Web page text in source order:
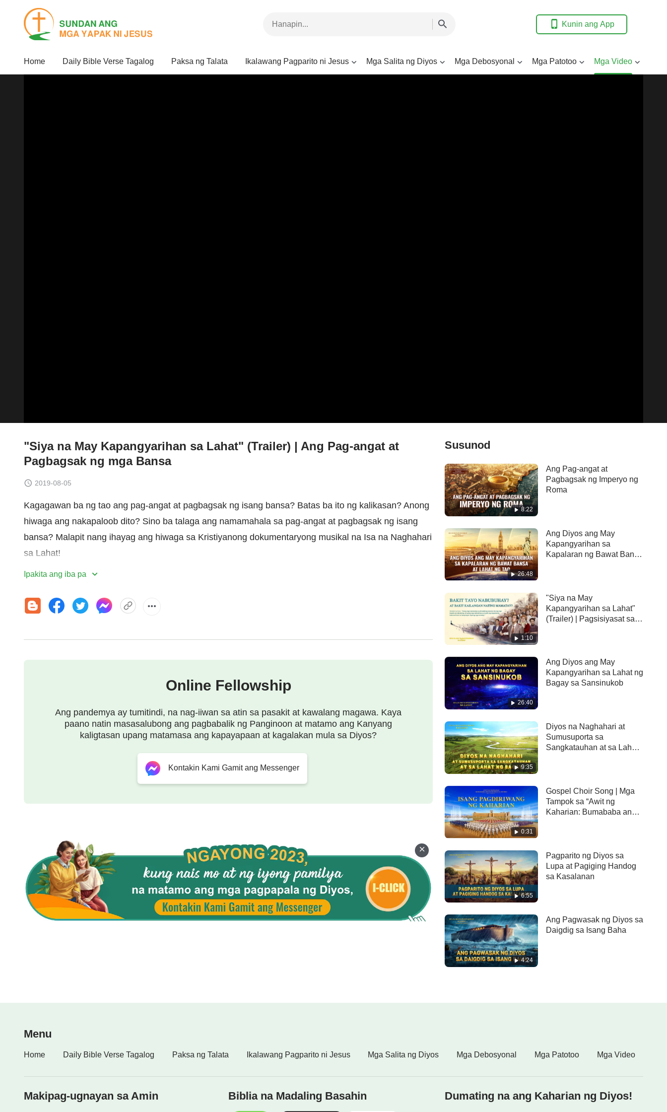
Kunin ang App
Home Daily Bible Verse Tagalog Paksa ng Talata Ikalawang Pagparito ni Jesus Mga Salita ng Diyos Mga Debosyonal Mga Patotoo Mga Video
"Siya na May Kapangyarihan sa Lahat" (Trailer) | Ang Pag-angat at
Pagbagsak ng mga Bansa
2019-08-05
Kagagawan ba ng tao ang pag-angat at pagbagsak ng isang bansa? Batas ba ito ng kalikasan? Anong
hiwaga ang nakapaloob dito? Sino ba talaga ang namamahala sa pag-angat at pagbagsak ng isang
bansa? Malapit nang ihayag ang hiwaga sa Kristiyanong dokumentaryong musikal na Isa na Naghahari
sa Lahat!
Ang ilang materyal sa video na ito ay galing sa:
Pigment Ajans - Visual Effects
3.0(
Ipakita ang iba pa
Online Fellowship
Ang pandemya ay tumitindi, na nag-iiwan sa atin sa pasakit at kawalang magawa. Kaya
paano natin masasalubong ang pagbabalik ng Panginoon at matamo ang Kanyang
kaligtasan upang matamasa ang kapayapaan at kagalakan mula sa Diyos?
Kontakin Kami Gamit ang Messenger
Susunod
8:22
Ang Pag-angat at
Pagbagsak ng Imperyo ng
Roma
26:48
Ang Diyos ang May
Kapangyarihan sa
Kapalaran ng Bawat Bansa
1:10
"Siya na May
Kapangyarihan sa Lahat"
(Trailer) | Pagsisiyasat sa
26:40
Ang Diyos ang May
Kapangyarihan sa Lahat ng
Bagay sa Sansinukob
9:35
Diyos na Naghahari at
Sumusuporta sa
Sangkatauhan at sa Lahat
0:31
Gospel Choir Song | Mga
Tampok sa “Awit ng
Kaharian: Bumababa ang
6:55
Pagparito ng Diyos sa
Lupa at Pagiging Handog
sa Kasalanan
4:24
Ang Pagwasak ng Diyos sa
Daigdig sa Isang Baha
Menu
Home Daily Bible Verse Tagalog Paksa ng Talata Ikalawang Pagparito ni Jesus Mga Salita ng Diyos Mga Debosyonal Mga Patotoo Mga Video
Makipag-ugnayan sa Amin Biblia na Madaling Basahin Dumating na ang Kaharian ng Diyos!